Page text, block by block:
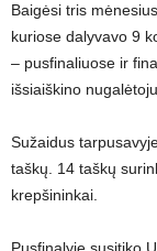
Baigėsi tris
kuriose dalyvavo 9
– pusfinaliuose ir
išsiaiškino
Sužaidus
taškų. 14 taškų
krepšininkai.